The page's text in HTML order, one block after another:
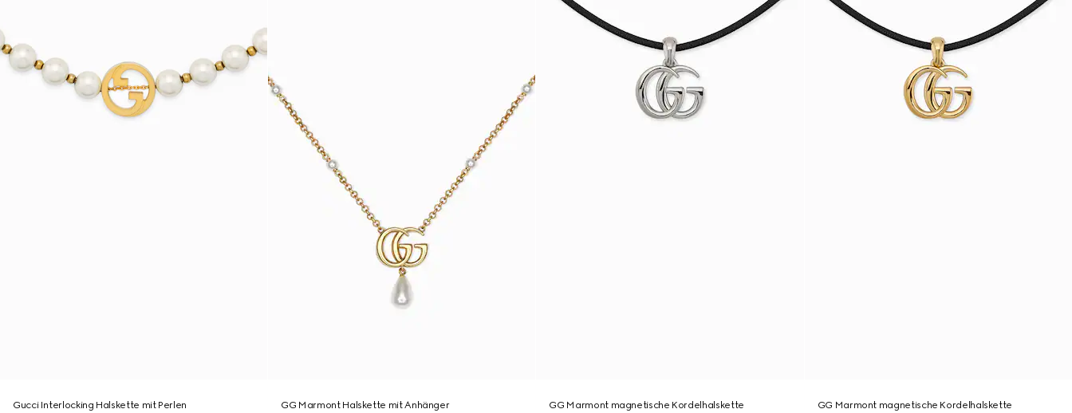
Gucci Interlocking Halskette mit Perlen
GG Marmont Halskette mit Anhänger
GG Marmont magnetische Kordelhalskette
GG Marmont magnetische Kordelhalskette